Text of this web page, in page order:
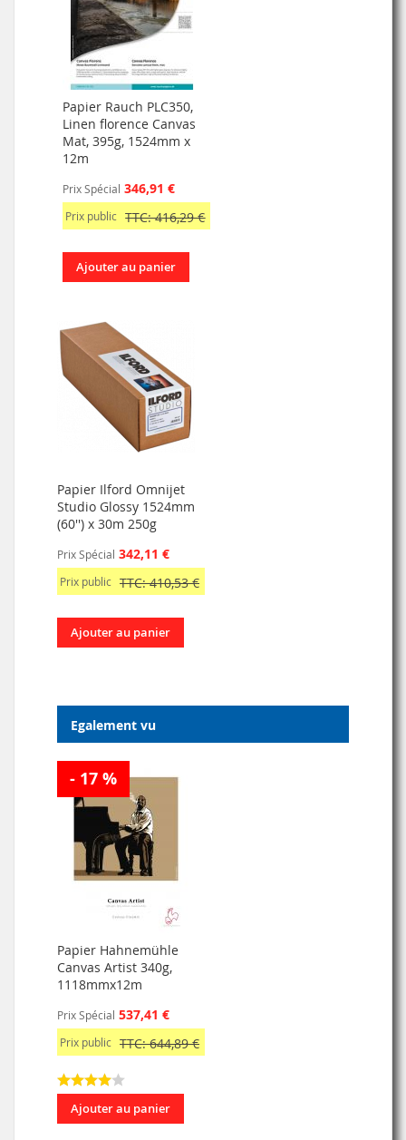
Papier Rauch PLC350,
Linen florence Canvas
Mat, 395g, 1524mm x
12m
Prix Spécial 346,91 €
Prix public TTC: 416,29 €
Ajouter au panier
Papier Ilford Omnijet
Studio Glossy 1524mm
(60'') x 30m 250g
Prix Spécial 342,11 €
Prix public TTC: 410,53 €
Ajouter au panier
Egalement vu
- 17 %
Papier Hahnemühle
Canvas Artist 340g,
1118mmx12m
Prix Spécial 537,41 €
Prix public TTC: 644,89 €
Ajouter au panier